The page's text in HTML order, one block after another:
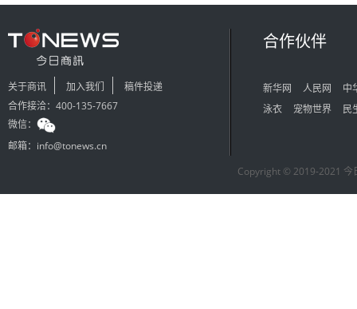
关于商讯 加入我们
稿件投递
合作接洽：400-135-7667
微信：
邮箱：info@tonews.cn
合作伙伴
新华网 人民网
中
泳衣
宠物世界 民
Copyright © 2019-2021 今